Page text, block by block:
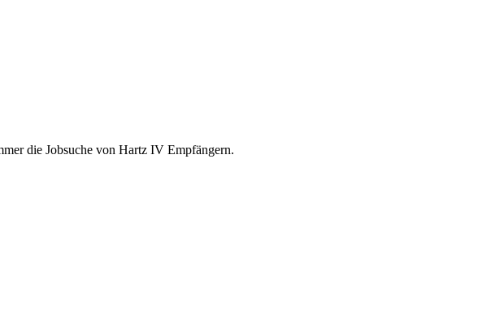
die Jobsuche von Hartz IV Empfängern.